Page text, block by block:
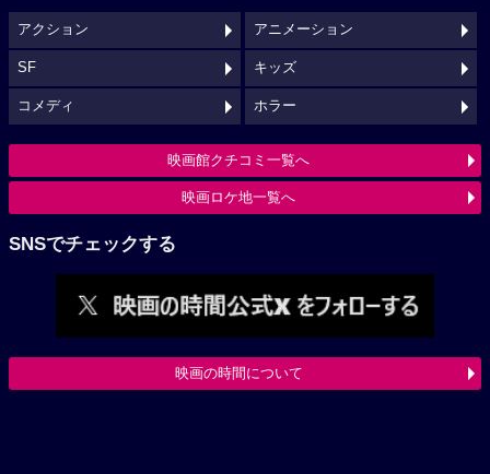
アクション アニメーション
SF キッズ
コメディ ホラー
映画館クチコミ一覧へ
映画ロケ地一覧へ
SNSでチェックする
映画の時間について